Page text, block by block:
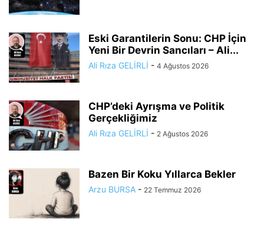
Eski Garantilerin Sonu: CHP İçin
Yeni Bir Devrin Sancıları – Ali...
Ali Rıza GELİRLİ - 4 Ağustos 2026
CHP’deki Ayrışma ve Politik
Gerçekliğimiz
Ali Rıza GELİRLİ - 2 Ağustos 2026
Bazen Bir Koku Yıllarca Bekler
Arzu BURSA - 22 Temmuz 2026